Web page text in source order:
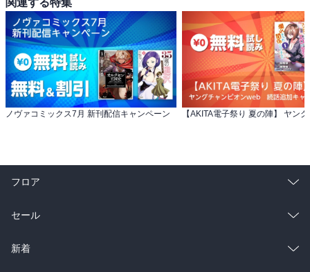
関連する特集
ノヴァコミックス7月 新刊配信キャンペーン
フロア
総合
ラノベ
セール
総合
新着